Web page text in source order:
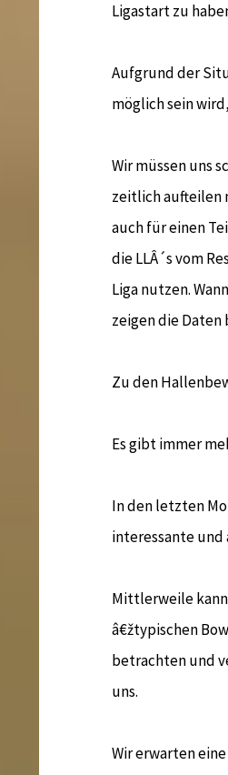
Ligastart zu
Aufgrund der
möglich sein
Wir müssen uns
zeitlich aufteilen
auch für einen
die LLÂ´s vom
Liga nutzen.
zeigen die
Zu den
Es gibt immer
In den letzten
interessante und
Mittlerweile
â€žtypischen
betrachten und
uns.
Wir erwarten